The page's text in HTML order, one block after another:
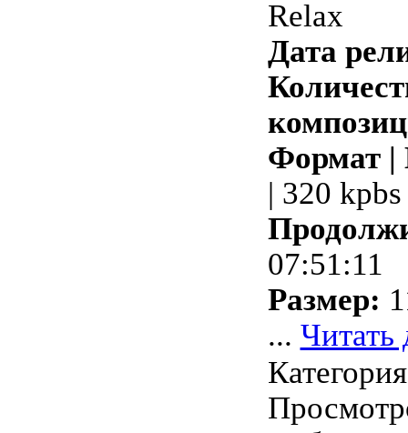
Relax
Дата
Формат |
| 320 kpbs
07:51:11
Размер:
... Читать